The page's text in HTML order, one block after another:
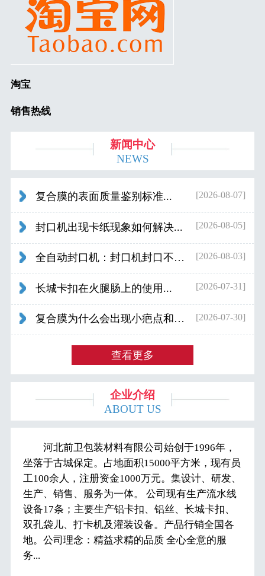
淘宝
销售热线
新闻中心
NEWS
复合膜的表面质量鉴别标准... [2026-08-07]
封口机出现卡纸现象如何解决... [2026-08-05]
全自动封口机：封口机封口不好应检查什... [2026-08-03]
长城卡扣在火腿肠上的使用... [2026-07-31]
复合膜为什么会出现小疤点和波浪纹... [2026-07-30]
查看更多
企业介绍
ABOUT US
河北前卫包装材料有限公司始创于1996年，
坐落于古城保定。占地面积15000平方米，现有员
工100余人，注册资金1000万元。集设计、研发、
生产、销售、服务为一体。 公司现有生产流水线
设备17条；主要生产铝卡扣、铝丝、长城卡扣、
双孔袋儿、打卡机及灌装设备。产品行销全国各
地。公司理念：精益求精的品质 全心全意的服
务...